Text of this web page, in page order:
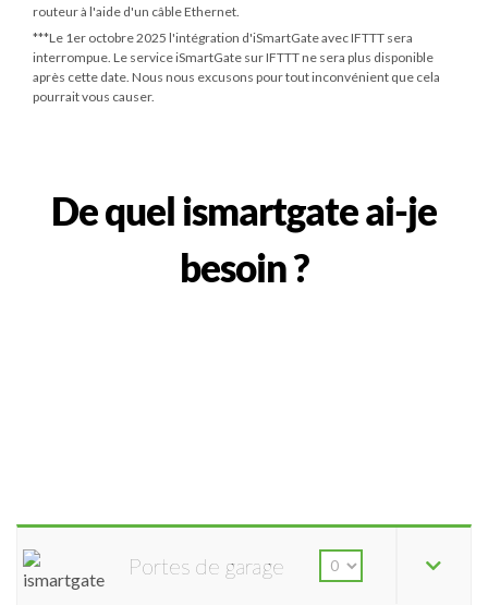
routeur à l'aide d'un câble Ethernet.
***Le 1er octobre 2025 l'intégration d'iSmartGate avec IFTTT sera
interrompue. Le service iSmartGate sur IFTTT ne sera plus disponible
après cette date. Nous nous excusons pour tout inconvénient que cela
pourrait vous causer.
De quel ismartgate ai-je
besoin ?
Portes de garage